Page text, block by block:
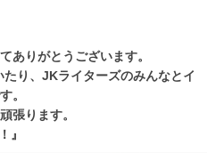
ありがとうございます。
り、JKライターズのみんなとイ
。
張ります。
』